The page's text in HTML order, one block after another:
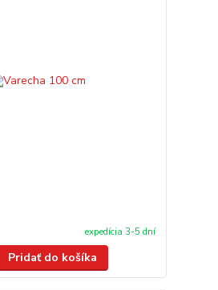
expedícia 3-5 dní
Pridať do košíka